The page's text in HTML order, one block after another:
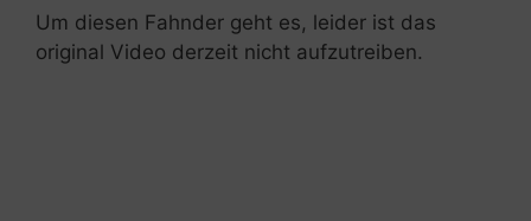
Um diesen Fahnder geht es, leider ist das
original Video derzeit nicht aufzutreiben.